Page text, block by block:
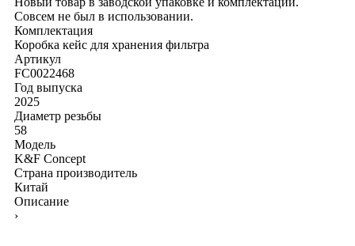
Совсем не был в использовании.
Комплектация
Коробка кейс для хранения фильтра
Артикул
FC0022468
Год выпуска
2025
Диаметр резьбы
58
Модель
K&F Concept
Страна производитель
Китай
Описание
›